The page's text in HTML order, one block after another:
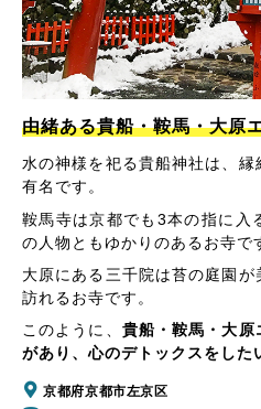
由緒ある貴船・鞍馬・大原
水の神様を祀る貴船神社は、
有名です。
鞍馬寺は京都でも3本の指に入
の人物ともゆかりのあるお寺で
大原にある三千院は苔の庭園
訪れるお寺です。
このように、 貴船・鞍馬・大原
があり、心のデトックスをした
京都府京都市左京区